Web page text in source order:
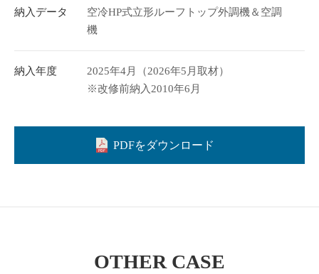
納入データ
空冷HP式立形ルーフトップ外調機＆空調
機
納入年度
2025年4月（2026年5月取材）
※改修前納入2010年6月
PDFをダウンロード
OTHER CASE